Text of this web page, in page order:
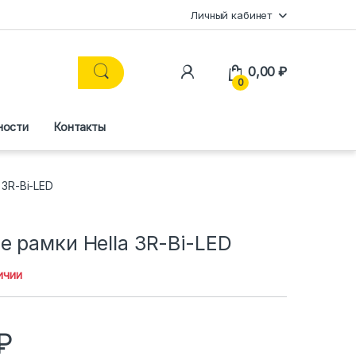
Личный кабинет
0
0,00₽
Контакты
Bi-LED
рамки Hella 3R-Bi-LED